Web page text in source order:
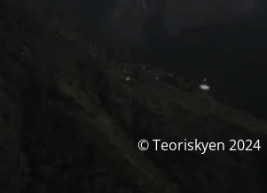
© Teoriskyen 2024